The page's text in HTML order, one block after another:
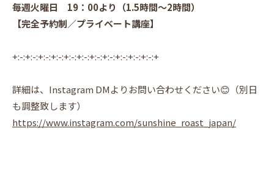
毎週火曜日 19：00より（1.5時間〜2時間）
【完全予約制／プライベート講座】
+:-:+:-:+:-:+:-:+:-:+:-:+:-:+:-:+:-:+:-:+:-:+
詳細は、Instagram DMよりお問い合わせください😊（別日
も調整致します）
https://www.instagram.com/sunshine_roast_japan/